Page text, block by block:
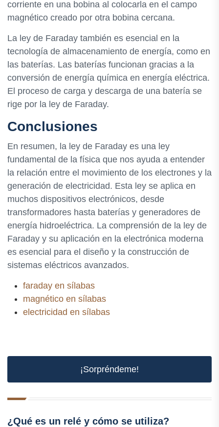
corriente en una bobina al colocarla en el campo
magnético creado por otra bobina cercana.
La ley de Faraday también es esencial en la
tecnología de almacenamiento de energía, como en
las baterías. Las baterías funcionan gracias a la
conversión de energía química en energía eléctrica.
El proceso de carga y descarga de una batería se
rige por la ley de Faraday.
Conclusiones
En resumen, la ley de Faraday es una ley
fundamental de la física que nos ayuda a entender
la relación entre el movimiento de los electrones y la
generación de electricidad. Esta ley se aplica en
muchos dispositivos electrónicos, desde
transformadores hasta baterías y generadores de
energía hidroeléctrica. La comprensión de la ley de
Faraday y su aplicación en la electrónica moderna
es esencial para el diseño y la construcción de
sistemas eléctricos avanzados.
faraday en sílabas
magnético en sílabas
electricidad en sílabas
¡Sorpréndeme!
¿Qué es un relé y cómo se utiliza?